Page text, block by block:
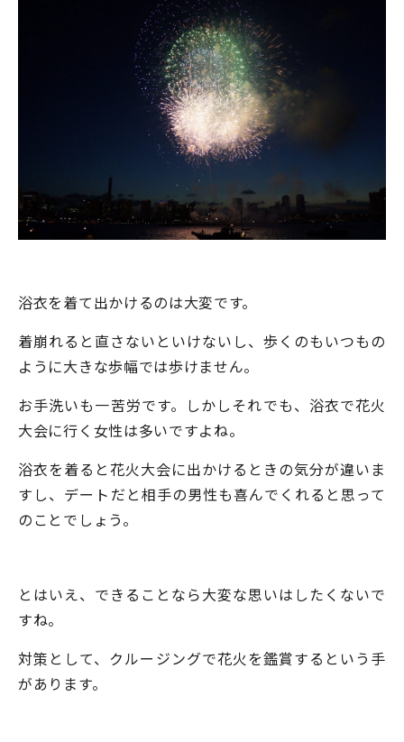
浴衣を着て出かけるのは大変です。
着崩れると直さないといけないし、歩くのもいつもの
ように大きな歩幅では歩けません。
お手洗いも一苦労です。しかしそれでも、浴衣で花火
大会に行く女性は多いですよね。
浴衣を着ると花火大会に出かけるときの気分が違いま
すし、デートだと相手の男性も喜んでくれると思って
のことでしょう。
とはいえ、できることなら大変な思いはしたくないで
すね。
対策として、クルージングで花火を鑑賞するという手
があります。